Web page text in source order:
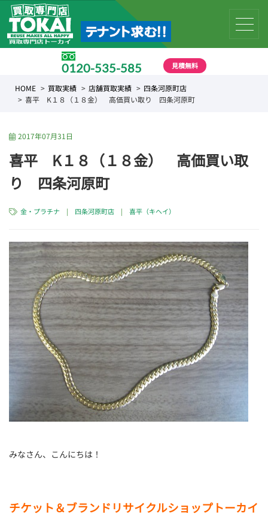
0120-535-585 見積無料
HOME 買取実績 店舗買取実績
四条河原町店
喜平 K１８（１８金） 高価買い取り 四条河原町
2017年07月31日
喜平 K１８（１８金） 高価買い取
り 四条河原町
金・プラチナ | 四条河原町店 |喜平（キヘイ）
みなさん、こんにちは！
チケット＆ブランドリサイクルショップトーカイ